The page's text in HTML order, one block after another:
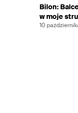
Bilon:
w moje
10